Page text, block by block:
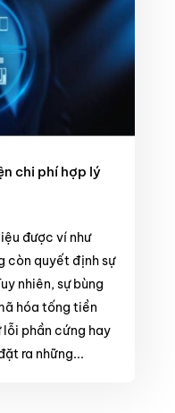
chi phí hợp lý
được ví như
còn quyết định sự
nhiên, sự bùng
hóa tống tiền
lỗi phần cứng hay
ra những...